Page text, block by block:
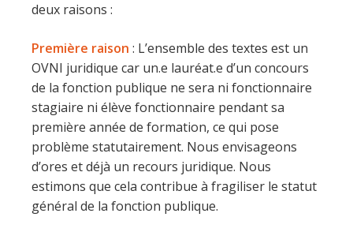
deux raisons :
Première raison : L’ensemble des textes est un
OVNI juridique car un.e lauréat.e d’un concours
de la fonction publique ne sera ni fonctionnaire
stagiaire ni élève fonctionnaire pendant sa
première année de formation, ce qui pose
problème statutairement. Nous envisageons
d’ores et déjà un recours juridique. Nous
estimons que cela contribue à fragiliser le statut
général de la fonction publique.